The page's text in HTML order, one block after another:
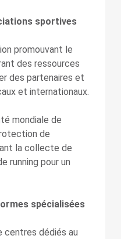
sportives
promouvant le
des ressources
des partenaires et
et internationaux.
mondiale de
de
la collecte de
running pour un
spécialisées
centres dédiés au